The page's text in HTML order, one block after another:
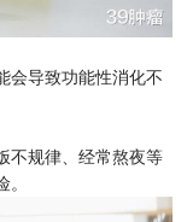
会导致功能性消化不
不规律、经常熬夜等